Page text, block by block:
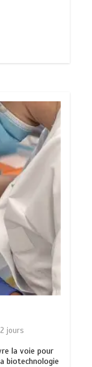
2 jours
la voie pour
biotechnologie